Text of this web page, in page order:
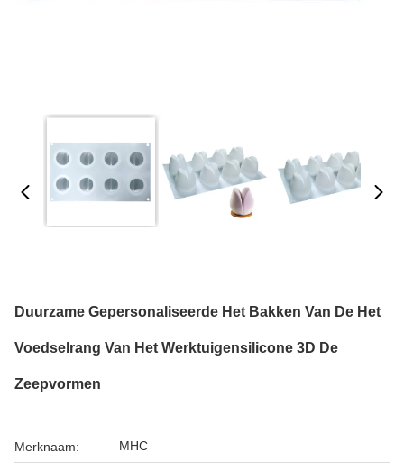
Duurzame Gepersonaliseerde Het Bakken Van De Het
Voedselrang Van Het Werktuigensilicone 3D De
Zeepvormen
Merknaam: MHC